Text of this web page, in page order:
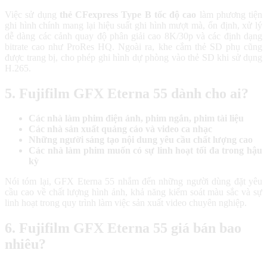
Việc sử dụng thẻ CFexpress Type B tốc độ cao làm phương tiện
ghi hình chính mang lại hiệu suất ghi hình mượt mà, ổn định, xử lý
dễ dàng các cảnh quay độ phân giải cao 8K/30p và các định dạng
bitrate cao như ProRes HQ. Ngoài ra, khe cắm thẻ SD phụ cũng
được trang bị, cho phép ghi hình dự phòng vào thẻ SD khi sử dụng
H.265.
5. Fujifilm GFX Eterna 55 dành cho ai?
Các nhà làm phim điện ảnh, phim ngắn, phim tài liệu
Các nhà sản xuất quảng cáo và video ca nhạc
Những người sáng tạo nội dung yêu cầu chất lượng cao
Các nhà làm phim muốn có sự linh hoạt tối đa trong hậu
kỳ
Nói tóm lại, GFX Eterna 55 nhắm đến những người dùng đặt yêu
cầu cao về chất lượng hình ảnh, khả năng kiểm soát màu sắc và sự
linh hoạt trong quy trình làm việc sản xuất video chuyên nghiệp.
6. Fujifilm GFX Eterna 55 giá bán bao
nhiêu?